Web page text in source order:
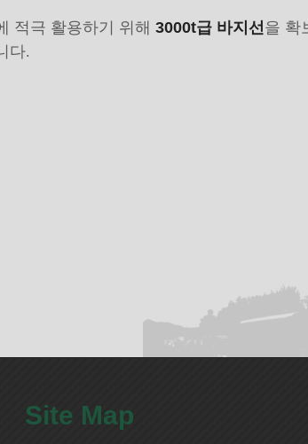
적극 활용하기 위해 3000t급 바지선을 확
다.
Site Map